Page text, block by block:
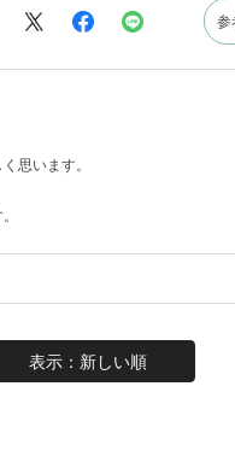
参
思います。
表示：新しい順